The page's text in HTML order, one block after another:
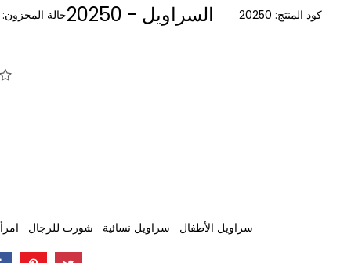
كود المنتج: حالة المخزون:20250 - السراويل
شورت للرجال سراويل نسائية سراويل الأطفال